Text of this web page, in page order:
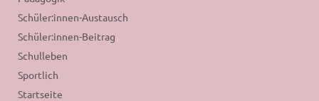
Schüler:innen-Austausch
Schüler:innen-Beitrag
Schulleben
Sportlich
Startseite